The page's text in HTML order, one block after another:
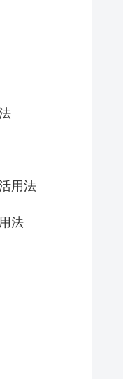
用法
法